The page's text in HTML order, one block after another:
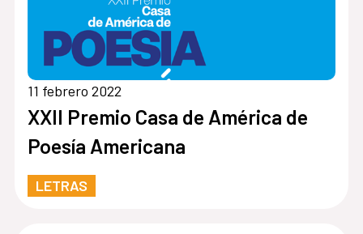
11 febrero 2022
XXII Premio Casa de América de
Poesía Americana
LETRAS